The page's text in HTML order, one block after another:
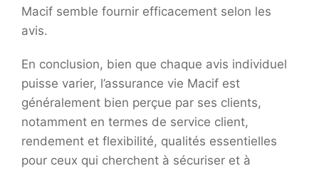
Macif semble fournir efficacement selon les
avis.
En conclusion, bien que chaque avis individuel
puisse varier, l’assurance vie Macif est
généralement bien perçue par ses clients,
notamment en termes de service client,
rendement et flexibilité, qualités essentielles
pour ceux qui cherchent à sécuriser et à